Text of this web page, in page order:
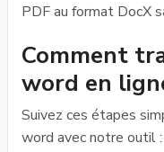
PDF au format DocX
Comment
word en
Suivez ces étapes
word avec notre outil :